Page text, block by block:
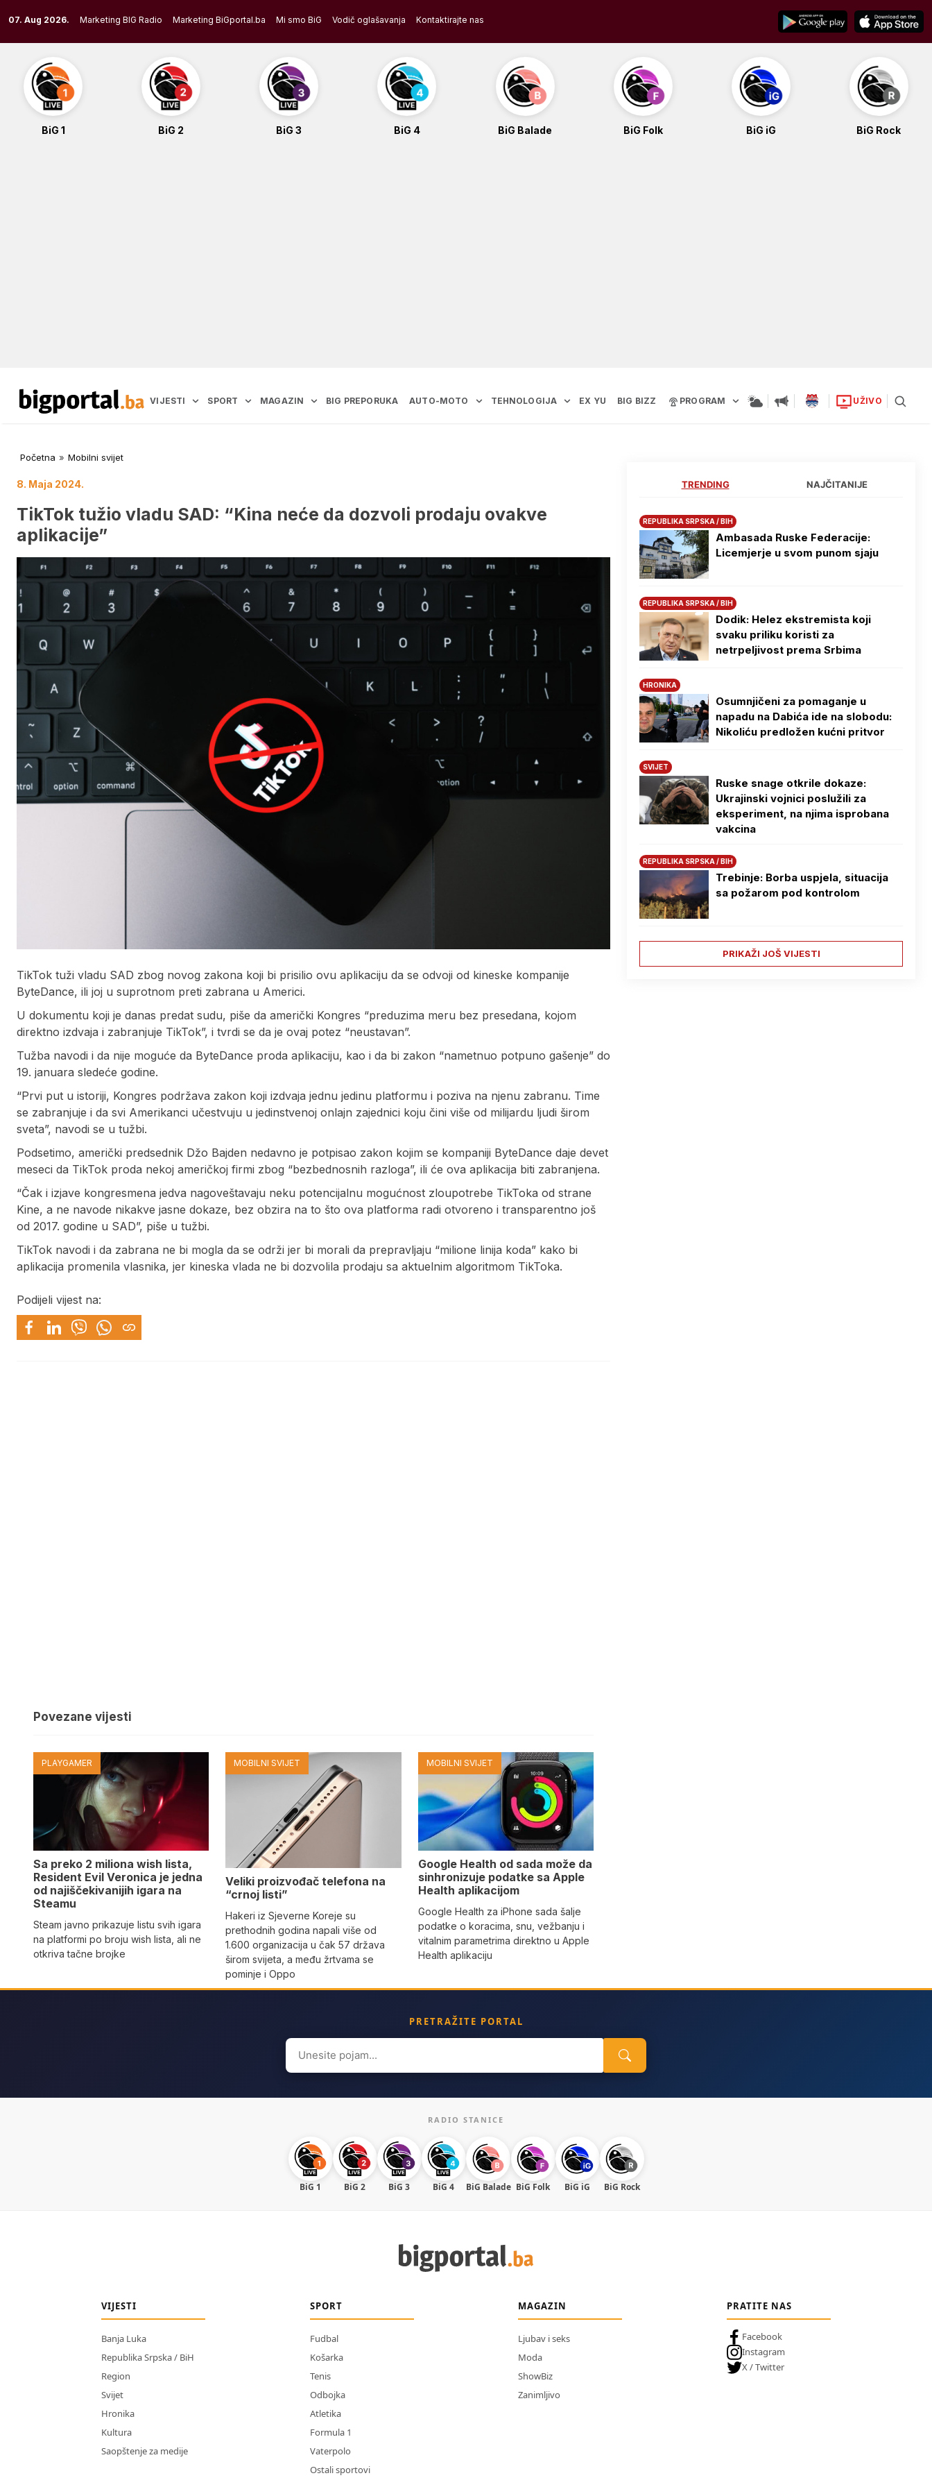
to
content
07. Aug 2026. Marketing BIG Radio Marketing BiGportal.ba Mi smo BiG Vodič oglašavanja Kontaktirajte nas
BiG 1 BiG 2 BiG 3 BiG 4 BiG Balade BiG Folk BiG iG BiG Rock
VIJESTI SPORT MAGAZIN BIG PREPORUKA AUTO-MOTO TEHNOLOGIJA EX YU BIG BIZZ PROGRAM UŽIVO
Početna » Mobilni svijet
8. Maja 2024.
TikTok tužio vladu SAD: “Kina neće da dozvoli prodaju ovakve
aplikacije”
TikTok tuži vladu SAD zbog novog zakona koji bi prisilio ovu aplikaciju da se odvoji od kineske kompanije
ByteDance, ili joj u suprotnom preti zabrana u Americi.
U dokumentu koji je danas predat sudu, piše da američki Kongres “preduzima meru bez presedana, kojom
direktno izdvaja i zabranjuje TikTok”, i tvrdi se da je ovaj potez “neustavan”.
Tužba navodi i da nije moguće da ByteDance proda aplikaciju, kao i da bi zakon “nametnuo potpuno gašenje” do
19. januara sledeće godine.
“Prvi put u istoriji, Kongres podržava zakon koji izdvaja jednu jedinu platformu i poziva na njenu zabranu. Time
se zabranjuje i da svi Amerikanci učestvuju u jedinstvenoj onlajn zajednici koju čini više od milijardu ljudi širom
sveta”, navodi se u tužbi.
Podsetimo, američki predsednik Džo Bajden nedavno je potpisao zakon kojim se kompaniji ByteDance daje devet
meseci da TikTok proda nekoj američkoj firmi zbog “bezbednosnih razloga”, ili će ova aplikacija biti zabranjena.
“Čak i izjave kongresmena jedva nagoveštavaju neku potencijalnu mogućnost zloupotrebe TikToka od strane
Kine, a ne navode nikakve jasne dokaze, bez obzira na to što ova platforma radi otvoreno i transparentno još
od 2017. godine u SAD”, piše u tužbi.
TikTok navodi i da zabrana ne bi mogla da se održi jer bi morali da prepravljaju “milione linija koda” kako bi
aplikacija promenila vlasnika, jer kineska vlada ne bi dozvolila prodaju sa aktuelnim algoritmom TikToka.
Podijeli vijest na:
Povezane vijesti
PLAYGAMER
Sa preko 2 miliona wish lista,
Resident Evil Veronica je jedna
od najiščekivanijih igara na
Steamu
Steam javno prikazuje listu svih igara
na platformi po broju wish lista, ali ne
otkriva tačne brojke
MOBILNI SVIJET
Veliki proizvođač telefona na
“crnoj listi”
Hakeri iz Sjeverne Koreje su
prethodnih godina napali više od
1.600 organizacija u čak 57 država
širom svijeta, a među žrtvama se
pominje i Oppo
MOBILNI SVIJET
Google Health od sada može da
sinhronizuje podatke sa Apple
Health aplikacijom
Google Health za iPhone sada šalje
podatke o koracima, snu, vežbanju i
vitalnim parametrima direktno u Apple
Health aplikaciju
TRENDING NAJČITANIJE
REPUBLIKA SRPSKA / BIH
Ambasada Ruske Federacije:
Licemjerje u svom punom sjaju
REPUBLIKA SRPSKA / BIH
Dodik: Helez ekstremista koji
svaku priliku koristi za
netrpeljivost prema Srbima
HRONIKA
Osumnjičeni za pomaganje u
napadu na Dabića ide na slobodu:
Nikoliću predložen kućni pritvor
SVIJET
Ruske snage otkrile dokaze:
Ukrajinski vojnici poslužili za
eksperiment, na njima isprobana
vakcina
REPUBLIKA SRPSKA / BIH
Trebinje: Borba uspjela, situacija
sa požarom pod kontrolom
PRIKAŽI JOŠ VIJESTI
PRETRAŽITE PORTAL
Search
for:
RADIO STANICE
BiG 1 BiG 2 BiG 3 BiG 4 BiG Balade BiG Folk BiG iG BiG Rock
VIJESTI
Banja Luka
Republika Srpska / BiH
Region
Svijet
Hronika
Kultura
Saopštenje za medije
SPORT
Fudbal
Košarka
Tenis
Odbojka
Atletika
Formula 1
Vaterpolo
Ostali sportovi
MAGAZIN
Ljubav i seks
Moda
ShowBiz
Zanimljivo
PRATITE NAS
Facebook
Instagram
X / Twitter